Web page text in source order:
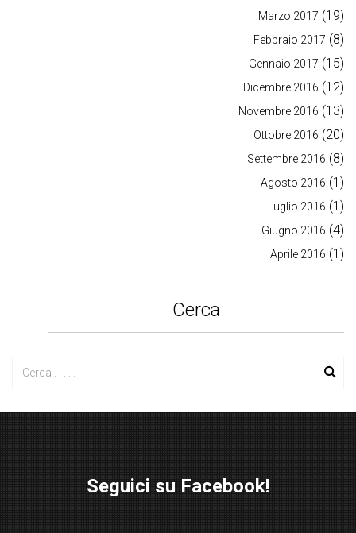
Marzo 2017 (19)
Febbraio 2017 (8)
Gennaio 2017 (15)
Dicembre 2016 (12)
Novembre 2016 (13)
Ottobre 2016 (20)
Settembre 2016 (8)
Agosto 2016 (1)
Luglio 2016 (1)
Giugno 2016 (4)
Aprile 2016 (1)
Cerca
Seguici su Facebook!